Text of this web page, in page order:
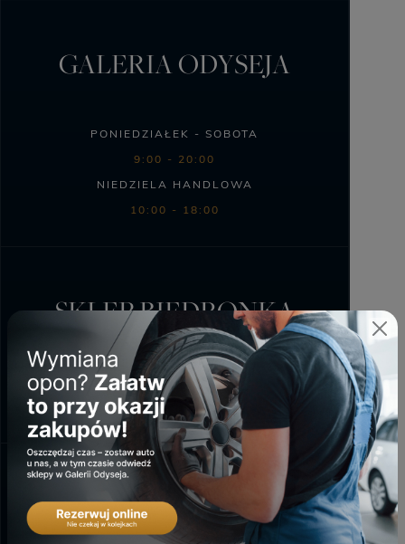
GALERIA ODYSEJA
PONIEDZIAŁEK - SOBOTA
9:00 - 20:00
NIEDZIELA HANDLOWA
10:00 - 18:00
SKLEP BIEDRONKA
PONIEDZIAŁEK - SOBOTA
6:00 - 23:00
DWORZEC
AUTOBUSOWY